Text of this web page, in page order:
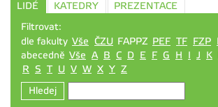
LIDÉ KATEDRY
PREZENTACE
Filtrovat:
dle fakulty Vše ČZU FAPPZ PEF TF FZP
abecedně Vše A B C D E F G H I J K
R S T U V W X Y Z
Hledej